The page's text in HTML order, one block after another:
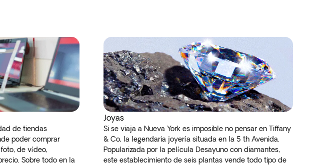
de tiendas
poder comprar
de vídeo,
Sobre todo en la
Joyas
Si se viaja a Nueva York es imposible no pensar en Tiffany
& Co, la legendaria joyería situada en la 5 th Avenida.
Popularizada por la película Desayuno con diamantes,
este establecimiento de seis plantas vende todo tipo de